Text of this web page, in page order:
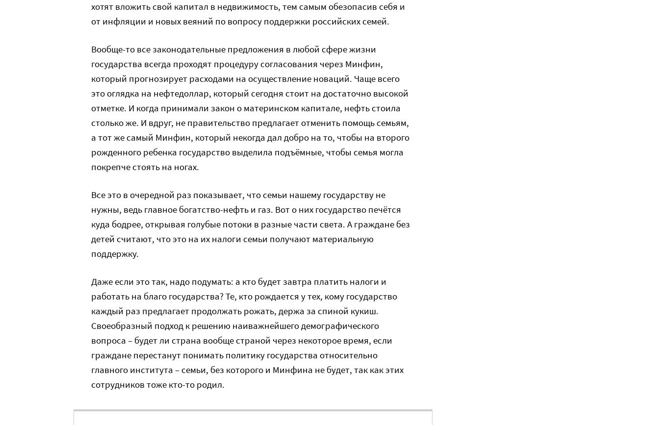
хотят вложить свой капитал в недвижимость, тем самым обезопасив себя и
от инфляции и новых веяний по вопросу поддержки российских семей.
Вообще-то все законодательные предложения в любой сфере жизни
государства всегда проходят процедуру согласования через Минфин,
который прогнозирует расходами на осуществление новаций. Чаще всего
это оглядка на нефтедоллар, который сегодня стоит на достаточно высокой
отметке. И когда принимали закон о материнском капитале, нефть стоила
столько же. И вдруг, не правительство предлагает отменить помощь семьям,
а тот же самый Минфин, который некогда дал добро на то, чтобы на второго
рожденного ребенка государство выделила подъёмные, чтобы семья могла
покрепче стоять на ногах.
Все это в очередной раз показывает, что семьи нашему государству не
нужны, ведь главное богатство-нефть и газ. Вот о них государство печётся
куда бодрее, открывая голубые потоки в разные части света. А граждане без
детей считают, что это на их налоги семьи получают материальную
поддержку.
Даже если это так, надо подумать: а кто будет завтра платить налоги и
работать на благо государства? Те, кто рождается у тех, кому государство
каждый раз предлагает продолжать рожать, держа за спиной кукиш.
Своеобразный подход к решению наиважнейшего демографического
вопроса – будет ли страна вообще страной через некоторое время, если
граждане перестанут понимать политику государства относительно
главного института – семьи, без которого и Минфина не будет, так как этих
сотрудников тоже кто-то родил.